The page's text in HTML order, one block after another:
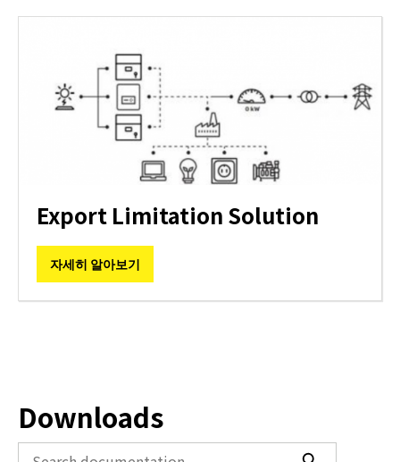
Export Limitation Solution
자세히 알아보기
Downloads